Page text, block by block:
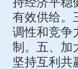
有效供给。
调性和竞争
制。五、加
坚持互利共